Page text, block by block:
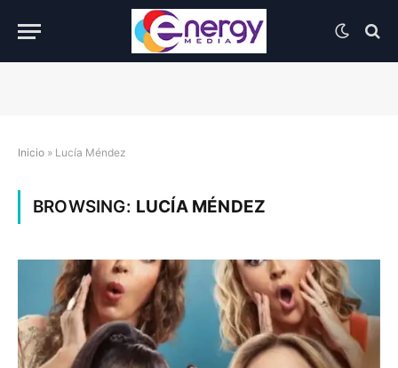
Inicio » Lucía Méndez
BROWSING: LUCÍA MÉNDEZ